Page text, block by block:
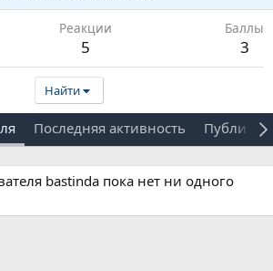
Реакции
5
Баллы
3
Найти
Последняя активность
bastinda пока нет ни одного